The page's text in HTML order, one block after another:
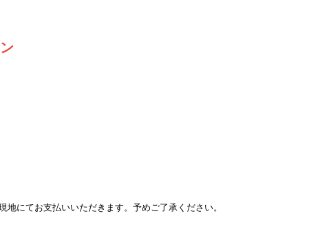
にてお支払いいただきます。予めご了承ください。